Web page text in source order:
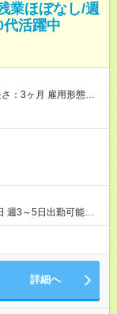
業ほぼなし/週
活躍中
：3ヶ月 雇用形態、
週3～5日出勤可能な
により多少の前後
詳細へ